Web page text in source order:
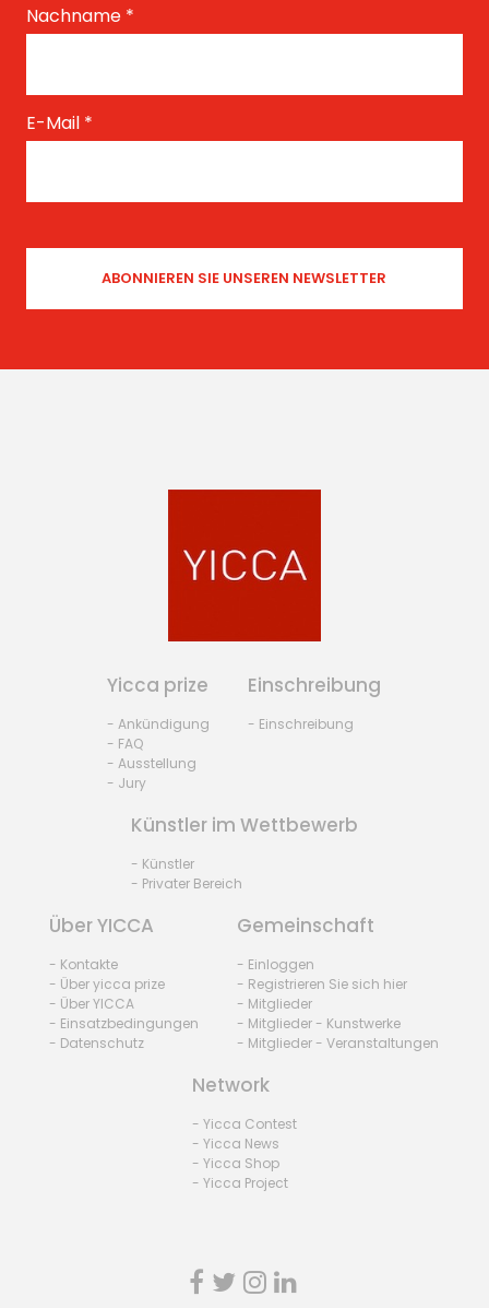
Nachname *
E-Mail *
Yicca prize
- Ankündigung
- FAQ
- Ausstellung
- Jury
Einschreibung
- Einschreibung
Künstler im Wettbewerb
- Künstler
- Privater Bereich
Über YICCA
- Kontakte
- Über yicca prize
- Über YICCA
- Einsatzbedingungen
- Datenschutz
Gemeinschaft
- Einloggen
- Registrieren Sie sich hier
- Mitglieder
- Mitglieder - Kunstwerke
- Mitglieder - Veranstaltungen
Network
- Yicca Contest
- Yicca News
- Yicca Shop
- Yicca Project